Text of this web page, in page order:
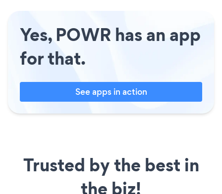
Yes, POWR has an app
for that.
See apps in action
Trusted by the best in
the biz!